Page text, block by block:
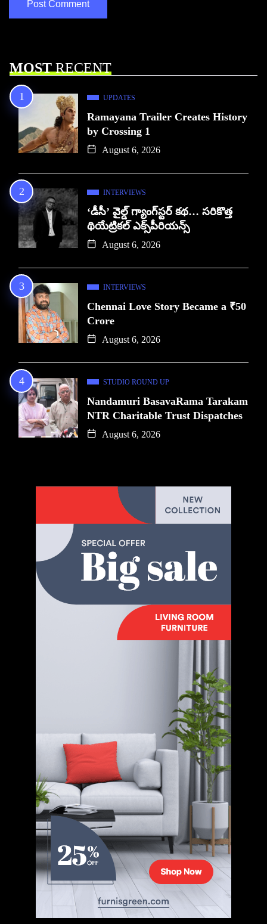
MOSTRECENT
UPDATES
Ramayana Trailer Creates History
by Crossing 1
August 6, 2026
INTERVIEWS
‘డీసీ’ వైల్డ్ గ్యాంగ్‌స్టర్ కథ… సరికొత్త
థియేట్రికల్ ఎక్స్‌పీరియన్స్
August 6, 2026
INTERVIEWS
Chennai Love Story Became a ₹50
Crore
August 6, 2026
STUDIO ROUND UP
Nandamuri BasavaRama Tarakam
NTR Charitable Trust Dispatches
August 6, 2026